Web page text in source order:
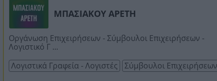
ΜΠΑΣΙΑΚΟΥ ΑΡΕΤΗ
Οργάνωση Επιχειρήσεων - Σύμβουλοι Επιχειρήσεων -
Λογιστικό Γ ...
Λογιστικά Γραφεία - Λογιστές
Σύμβουλοι Επιχειρήσεων